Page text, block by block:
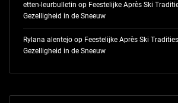
etten-leurbulletin op Feestelijke Après Ski
Gezelligheid in de Sneeuw
Rylana alentejoop Feestelijke Après Ski
Gezelligheid in de Sneeuw